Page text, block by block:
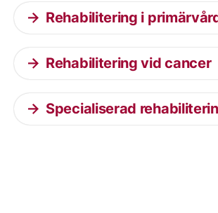
Rehabilitering i
Rehabilitering vid cancer
Specialiserad